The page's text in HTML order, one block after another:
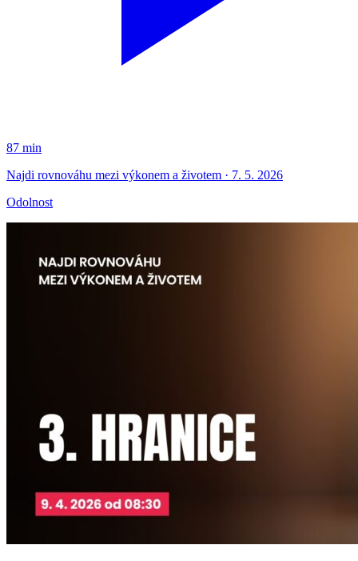
87 min
Najdi rovnováhu mezi výkonem a životem · 7. 5. 2026
Odolnost